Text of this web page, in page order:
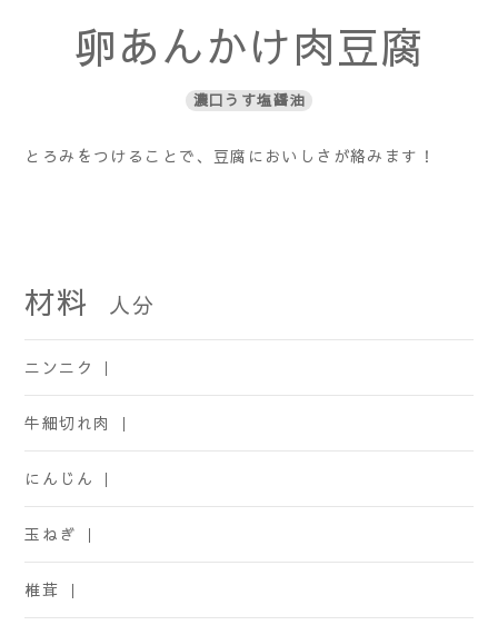
卵あんかけ肉豆腐
濃口うす塩醤油
とろみをつけることで、豆腐においしさが絡みます！
材料 人分
ニンニク ｜
牛細切れ肉 ｜
にんじん ｜
玉ねぎ ｜
椎茸 ｜